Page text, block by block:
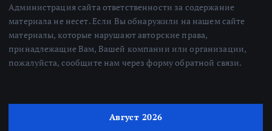
Администрация сайта ответственности за содержание
материала не несет. Если Вы обнаружили на нашем сайте
материалы, которые нарушают авторские права,
принадлежащие Вам, Вашей компании или организации,
пожалуйста, сообщите нам через форму обратной связи.
Август 2026